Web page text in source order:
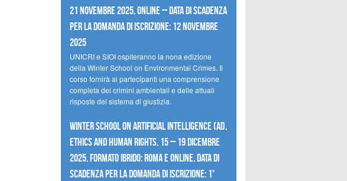
21 novembre 2025, Online – Data di scadenza
per la domanda di iscrizione: 12 novembre
2025
UNICRI e SIOI ospiteranno la nona edizione
della Winter School on Environmental Crimes. Il
corso fornirà ai partecipanti una comprensione
completa dei crimini ambientali e delle attuali
risposte del sistema di giustizia.
Winter School on Artificial Intelligence (AI),
Ethics and Human Rights, 15 – 19 dicembre
2025, Formato Ibrido: Roma e online. Data di
scadenza per la domanda di iscrizione: 1°